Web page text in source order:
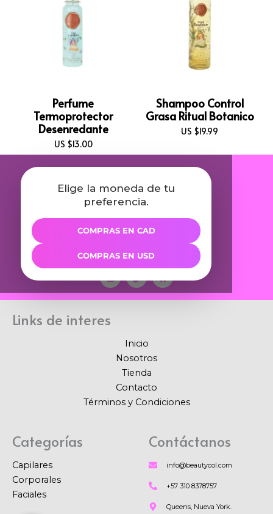
Perfume
Termoprotector
Desenredante
US $13.00
Shampoo Control
Grasa Ritual Botanico
US $19.99
Elige la moneda de tu
preferencia.
COMPRAS EN CAD
COMPRAS EN USD
I
n
s
t
g
m
T
i
k
t
F
a
c
e
Links de interes
Inicio
Nosotros
Tienda
Contacto
Términos y Condiciones
Categorías
Capilares
Corporales
Faciales
Contáctanos
info@beautycol.com
+57 310 8378757
Queens, Nueva York.